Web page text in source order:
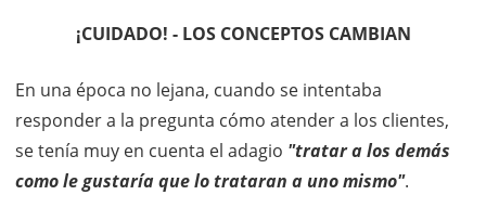
¡CUIDADO! - LOS CONCEPTOS CAMBIAN
En una época no lejana, cuando se intentaba
responder a la pregunta cómo atender a los clientes,
se tenía muy en cuenta el adagio "tratar a los demás
como le gustaría que lo trataran a uno mismo".